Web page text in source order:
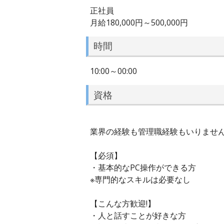
正社員
月給180,000円～500,000円
時間
10:00～00:00
資格
業界の経験も管理職経験もいりませ
【必須】
・基本的なPC操作ができる方
※専門的なスキルは必要なし
【こんな方歓迎!】
・人と話すことが好きな方